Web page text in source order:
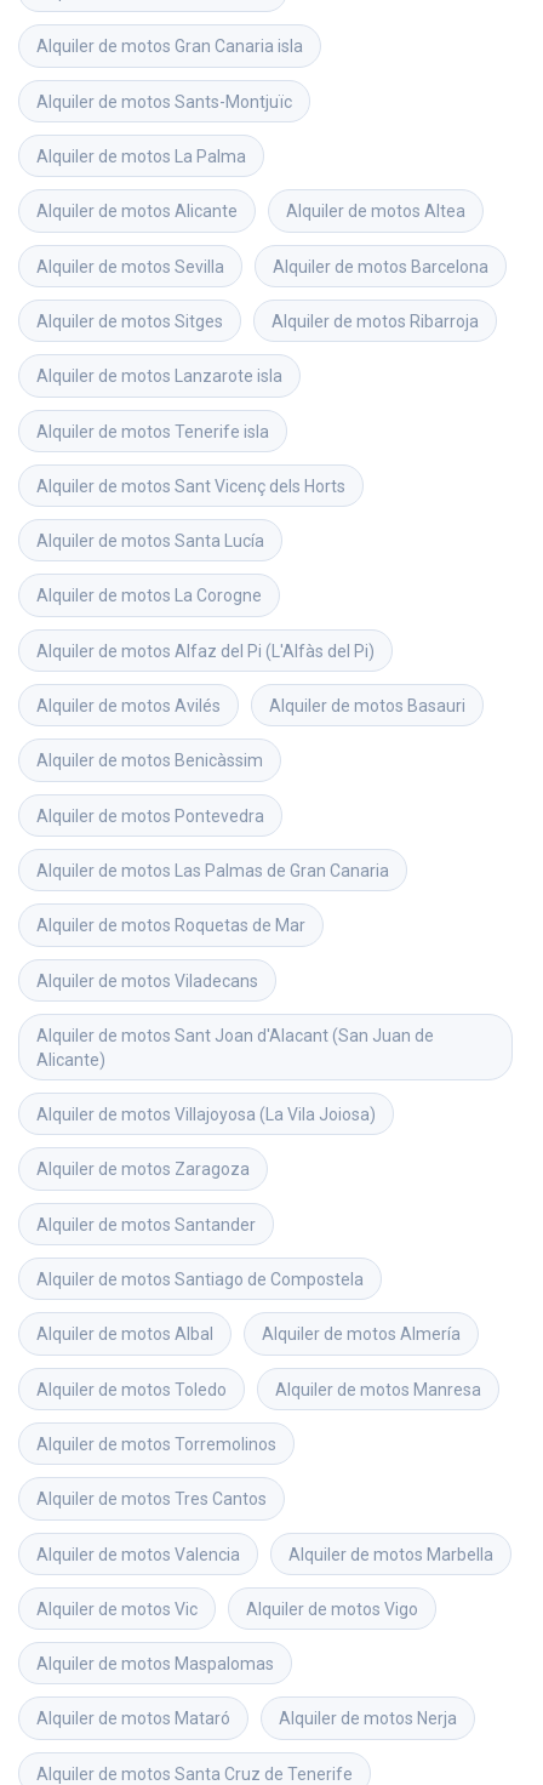
Alquiler de motos Gran Canaria isla
Alquiler de motos Sants-Montjuïc
Alquiler de motos La Palma
Alquiler de motos Alicante Alquiler de motos Altea
Alquiler de motos Sevilla Alquiler de motos Barcelona
Alquiler de motos Sitges Alquiler de motos Ribarroja
Alquiler de motos Lanzarote isla
Alquiler de motos Tenerife isla
Alquiler de motos Sant Vicenç dels Horts
Alquiler de motos Santa Lucía
Alquiler de motos La Corogne
Alquiler de motos Alfaz del Pi (L'Alfàs del Pi)
Alquiler de motos Avilés Alquiler de motos Basauri
Alquiler de motos Benicàssim
Alquiler de motos Pontevedra
Alquiler de motos Las Palmas de Gran Canaria
Alquiler de motos Roquetas de Mar
Alquiler de motos Viladecans
Alquiler de motos Sant Joan d'Alacant (San Juan de
Alicante)
Alquiler de motos Villajoyosa (La Vila Joiosa)
Alquiler de motos Zaragoza
Alquiler de motos Santander
Alquiler de motos Santiago de Compostela
Alquiler de motos Albal Alquiler de motos Almería
Alquiler de motos Toledo Alquiler de motos Manresa
Alquiler de motos Torremolinos
Alquiler de motos Tres Cantos
Alquiler de motos Valencia Alquiler de motos Marbella
Alquiler de motos Vic Alquiler de motos Vigo
Alquiler de motos Maspalomas
Alquiler de motos Mataró Alquiler de motos Nerja
Alquiler de motos Santa Cruz de Tenerife